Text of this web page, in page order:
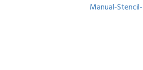
Manual-